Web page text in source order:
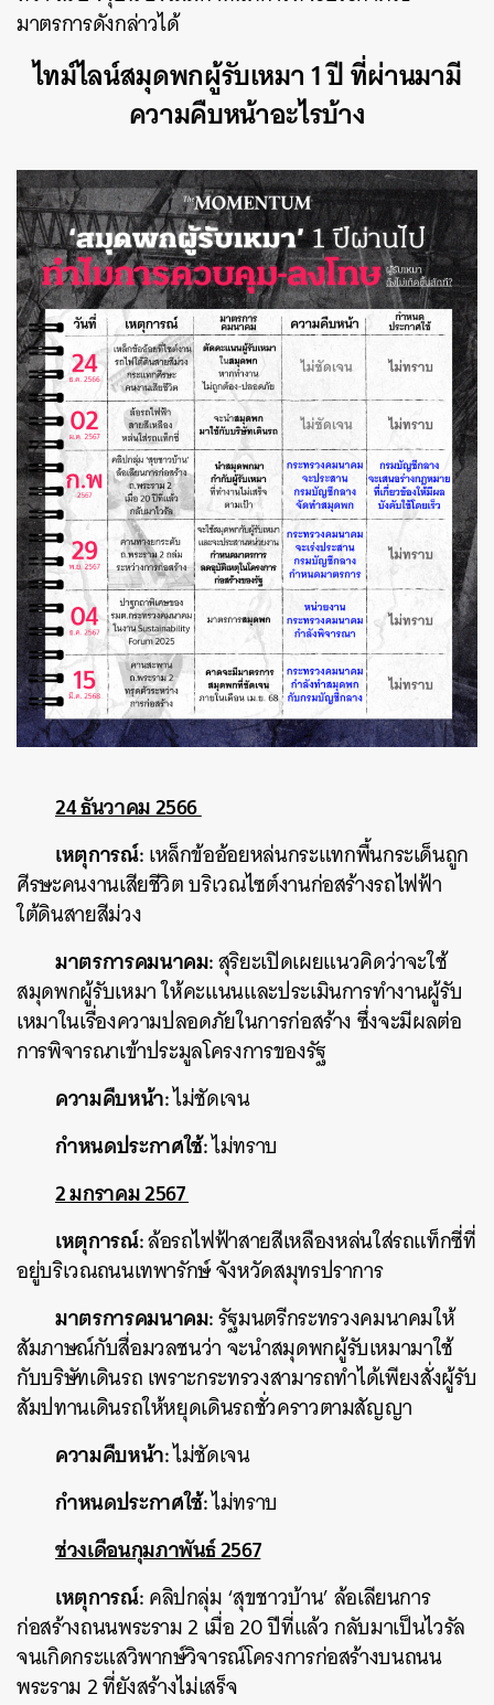
มาตรการดังกล่าวได้
ไทม์ไลน์สมุดพกผู้รับเหมา 1 ปี ที่ผ่านมามี
ความคืบหน้าอะไรบ้าง
24 ธันวาคม 2566
เหตุการณ์:เหล็กข้ออ้อยหล่นกระแทกพื้นกระเด็นถูก
ศีรษะคนงานเสียชีวิต บริเวณไซต์งานก่อสร้างรถไฟฟ้า
ใต้ดินสายสีม่วง
มาตรการคมนาคม:สุริยะเปิดเผยแนวคิดว่าจะใช้
สมุดพกผู้รับเหมา ให้คะแนนและประเมินการทำงานผู้รับ
เหมาในเรื่องความปลอดภัยในการก่อสร้างซึ่งจะมีผลต่อ
การพิจารณาเข้าประมูลโครงการของรัฐ
ความคืบหน้า:ไม่ชัดเจน
กำหนดประกาศใช้:ไม่ทราบ
2 มกราคม 2567
เหตุการณ์:ล้อรถไฟฟ้าสายสีเหลืองหล่นใส่รถแท็กซี่ที่
อยู่บริเวณถนนเทพารักษ์ จังหวัดสมุทรปราการ
มาตรการคมนาคม:รัฐมนตรีกระทรวงคมนาคมให้
สัมภาษณ์กับสื่อมวลชนว่า จะนำสมุดพกผู้รับเหมามาใช้
กับบริษัทเดินรถ เพราะกระทรวงสามารถทำได้เพียงสั่งผู้รับ
สัมปทานเดินรถให้หยุดเดินรถชั่วคราวตามสัญญา
ความคืบหน้า:ไม่ชัดเจน
กำหนดประกาศใช้:ไม่ทราบ
ช่วงเดือนกุมภาพันธ์ 2567
เหตุการณ์:คลิปกลุ่ม‘สุขชาวบ้าน’ ล้อเลียนการ
ก่อสร้างถนนพระราม 2 เมื่อ 20 ปีที่แล้ว กลับมาเป็นไวรัล
จนเกิดกระแสวิพากษ์วิจารณ์โครงการก่อสร้างบนถนน
พระราม 2 ที่ยังสร้างไม่เสร็จ